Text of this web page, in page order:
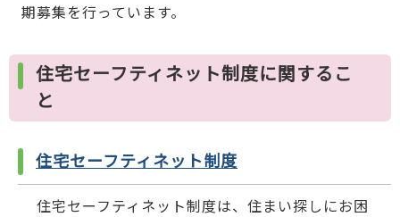
期募集を行っています。
住宅セーフティネット制度に関するこ
と
住宅セーフティネット制度
住宅セーフティネット制度は、住まい探しにお困